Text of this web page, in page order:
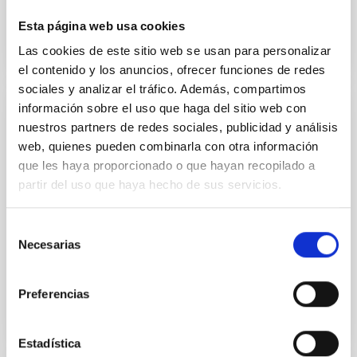
Esta página web usa cookies
Las cookies de este sitio web se usan para personalizar
el contenido y los anuncios, ofrecer funciones de redes
sociales y analizar el tráfico. Además, compartimos
información sobre el uso que haga del sitio web con
nuestros partners de redes sociales, publicidad y análisis
web, quienes pueden combinarla con otra información
que les haya proporcionado o que hayan recopilado a
partir del uso que haya hecho de sus servicios.
Necesarias
Preferencias
Estadística
EMPLEO
PS-2020-025 Un contrato postdoctoral
Astronomo IAC-NOT/One Postdoctoral
contract Astronomo IAC-NOT
para trabajar en el marco e n el marco del Programa
postdoctoral del IAC, y del Proyecto de investigación...